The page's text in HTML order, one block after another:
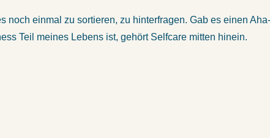
einmal zu sortieren, zu hinterfragen. Gab es einen
Teil meines Lebens ist, gehört Selfcare mitten hinein.